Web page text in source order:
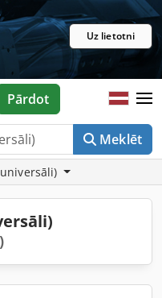
Uz lietotni
Meklēt
Pārdot